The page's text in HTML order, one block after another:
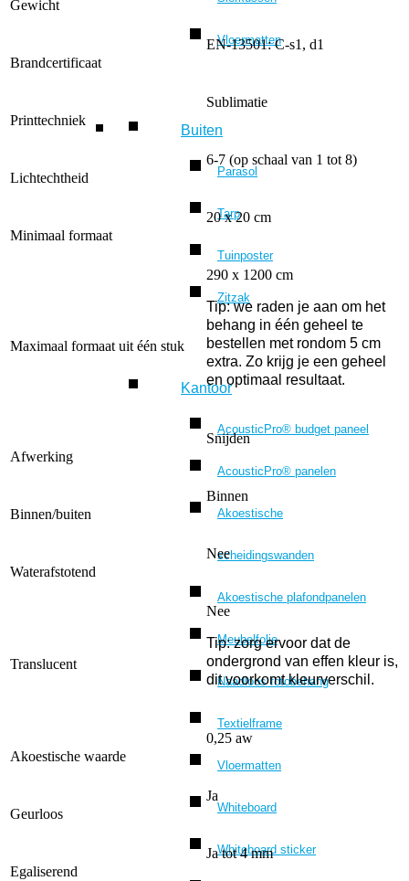
Vloermatten
Buiten
Parasol
Tarp
Tuinposter
Zitzak
Kantoor
AcousticPro® budget paneel
AcousticPro® panelen
Akoestische
scheidingswanden
Akoestische plafondpanelen
Meubelfolie
Naadloos fotobehang
Textielframe
Vloermatten
Whiteboard
Whiteboard sticker
Gewicht
Brandcertificaat
EN-13501: C-s1, d1
Printtechniek
Sublimatie
Lichtechtheid
6-7 (op schaal van 1 tot 8)
Minimaal formaat
20 x 20 cm
Maximaal formaat uit één stuk
290 x 1200 cm
Tip: we raden je aan om het
behang in één geheel te
bestellen met rondom 5 cm
extra. Zo krijg je een geheel
en optimaal resultaat.
Afwerking
Snijden
Binnen/buiten
Binnen
Waterafstotend
Nee
Translucent
Nee
Tip: zorg ervoor dat de
ondergrond van effen kleur is,
dit voorkomt kleurverschil.
Akoestische waarde
0,25 aw
Geurloos
Ja
Egaliserend
Ja tot 4 mm